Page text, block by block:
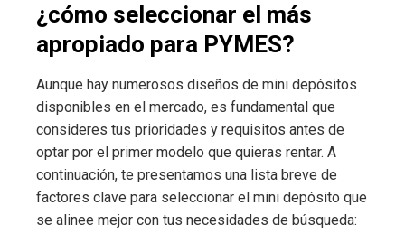
¿cómo seleccionar el más
apropiado para PYMES?
Aunque hay numerosos diseños de mini depósitos
disponibles en el mercado, es fundamental que
consideres tus prioridades y requisitos antes de
optar por el primer modelo que quieras rentar. A
continuación, te presentamos una lista breve de
factores clave para seleccionar el mini depósito que
se alinee mejor con tus necesidades de búsqueda: